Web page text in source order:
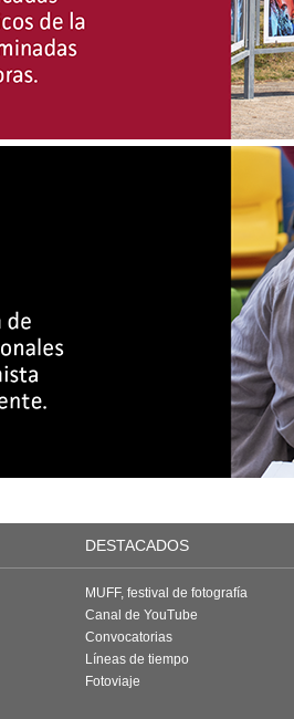
DESTACADOS
MUFF, festival de fotografía
Canal de YouTube
Convocatorias
Líneas de tiempo
Fotoviaje